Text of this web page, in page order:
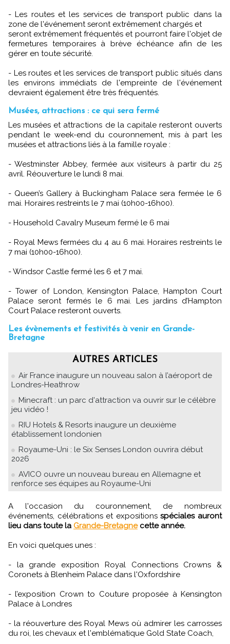
- Les routes et les services de transport public dans la
zone de l'événement seront extrêmement chargés et
seront extrêmement fréquentés et pourront faire l'objet de
fermetures temporaires à brève échéance afin de les
gérer en toute sécurité.
- Les routes et les services de transport public situés dans
les environs immédiats de l'empreinte de l'événement
devraient également être très fréquentés.
Musées, attractions : ce qui sera fermé
Les musées et attractions de la capitale resteront ouverts
pendant le week-end du couronnement, mis à part les
musées et attractions liés à la famille royale :
- Westminster Abbey, fermée aux visiteurs à partir du 25
avril. Réouverture le lundi 8 mai.
- Queen’s Gallery à Buckingham Palace sera fermée le 6
mai. Horaires restreints le 7 mai (10h00-16h00).
- Household Cavalry Museum fermé le 6 mai
- Royal Mews fermées du 4 au 6 mai. Horaires restreints le
7 mai (10h00-16h00).
- Windsor Castle fermé les 6 et 7 mai.
- Tower of London, Kensington Palace, Hampton Court
Palace seront fermés le 6 mai. Les jardins d’Hampton
Court Palace resteront ouverts.
Les évènements et festivités à venir en Grande-
Bretagne
AUTRES ARTICLES
Air France inaugure un nouveau salon à l’aéroport de
Londres-Heathrow
Minecraft : un parc d'attraction va ouvrir sur le célèbre
jeu vidéo !
RIU Hotels & Resorts inaugure un deuxième
établissement londonien
Royaume-Uni : le Six Senses London ouvrira début
2026
AVICO ouvre un nouveau bureau en Allemagne et
renforce ses équipes au Royaume-Uni
A l'occasion du couronnement, de nombreux
événements, célébrations et expositionsspéciales auront
lieu dans toute la Grande-Bretagne cette année.
En voici quelques unes :
- la grande exposition Royal Connections Crowns &
Coronets à Blenheim Palace dans l'Oxfordshire
- l’exposition Crown to Couture proposée à Kensington
Palace à Londres
- la réouverture des Royal Mews où admirer les carrosses
du roi, les chevaux et l'emblématique Gold State Coach,